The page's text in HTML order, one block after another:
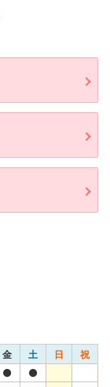
金 土 日 祝